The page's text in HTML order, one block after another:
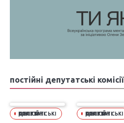
постійні депутатські комісії
ПОСТІЙНІ ДЕПУТАТСЬКІ КОМІСІЇ ПОСТІЙНІ ДЕПУТАТСЬКІ КОМІСІЇ